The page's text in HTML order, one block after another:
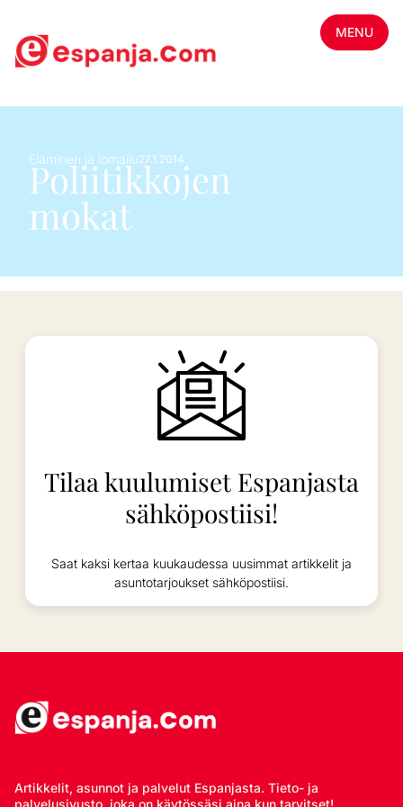
MENU
Eläminen ja lomailu27.1.2014
Poliitikkojen
mokat
Tilaa kuulumiset Espanjasta
sähköpostiisi!
Saat kaksi kertaa kuukaudessa uusimmat artikkelit ja
asuntotarjoukset sähköpostiisi.
Artikkelit, asunnot ja palvelut Espanjasta. Tieto- ja
palvelusivusto, joka on käytössäsi aina kun tarvitset!